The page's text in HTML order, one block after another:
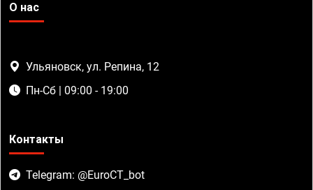
О нас
Ульяновск, ул. Репина, 12
Пн-Сб | 09:00 - 19:00
Контакты
Telegram: @EuroCT_bot